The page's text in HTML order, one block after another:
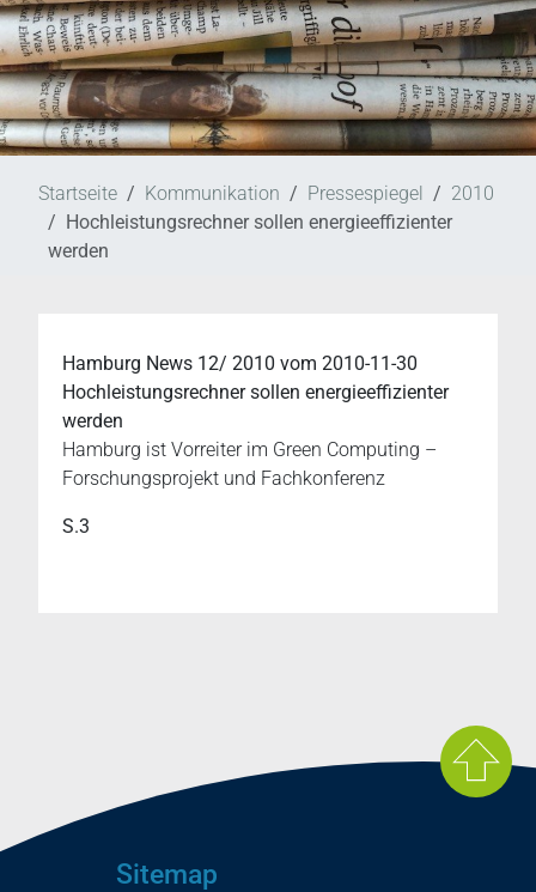
Startseite Kommunikation Pressespiegel
2010
Hochleistungsrechner sollen energieeffizienter
werden
Hamburg News 12/ 2010 vom 2010-11-30
Hochleistungsrechner sollen energieeffizienter
werden
Hamburg ist Vorreiter im Green Computing –
Forschungsprojekt und Fachkonferenz
S.3
Sitemap